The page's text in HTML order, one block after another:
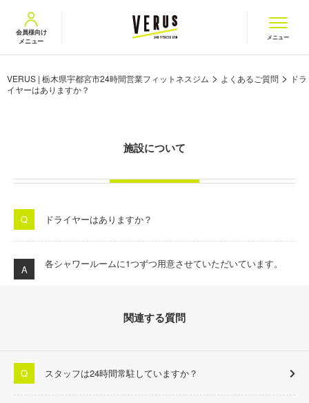
VERUS ヴェルス
会員様向け
メニュー
メニュー
VERUS | 栃木県宇都宮市24時間営業フィットネスジム > よくあるご質問 > ドラ
イヤーはありますか？
施設について
ドライヤーはありますか？
各シャワールームに1つずつ用意させていただいています。
関連する質問
スタッフは24時間常駐していますか？